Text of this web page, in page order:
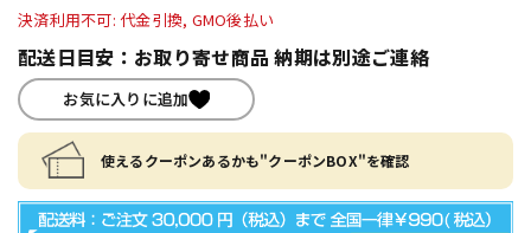
決済利用不可: 代金引換, GMO後払い
配送日目安：お取り寄せ商品 納期は別途ご連絡
お気に入りに追加
使えるクーポンあるかも"クーポンBOX"を確認